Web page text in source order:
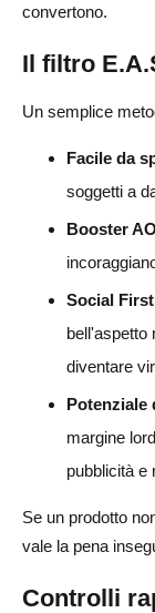
convertono.
Il filtro
Un semplice
Facile da
soggetti a
Booster
Social
bell'aspetto
diventare
Potenziale
margine
pubblicità e
Se un prodotto
vale la pena
Controlli